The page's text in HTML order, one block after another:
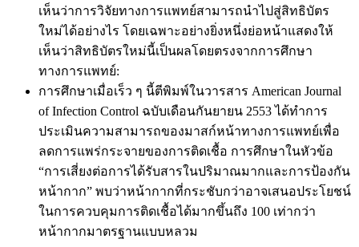
เห็นว่าการวิจัยทางการแพทย์สามารถนำไปสู่สิทธิบัตร
ใหม่ได้อย่างไร โดยเฉพาะอย่างยิ่งหนึ่งย่อหน้าแสดงให้
เห็นว่าสิทธิบัตรใหม่นี้เป็นผลโดยตรงจากการศึกษา
ทางการแพทย์:
การศึกษาเมื่อเร็ว ๆ นี้ตีพิมพ์ในวารสาร American Journal
of Infection Control ฉบับเดือนกันยายน 2553 ได้ทำการ
ประเมินความสามารถของมาสก์หน้าทางการแพทย์เพื่อ
ลดการแพร่กระจายของการติดเชื้อ การศึกษาในหัวข้อ
“การเสี่ยงต่อการได้รับสารในปริมาณมากและการป้องกัน
หน้ากาก” พบว่าหน้ากากที่กระชับกว่าอาจเสนอประโยชน์
ในการควบคุมการติดเชื้อได้มากขึ้นถึง 100 เท่ากว่า
หน้ากากมาตรฐานแบบหลวม